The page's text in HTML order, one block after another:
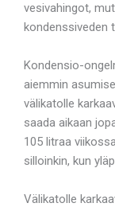
vesivahingot,
kondenssiveden
Kondensio-
aiemmin
välikatolle
saada aikaan
105 litraa
silloinkin, kun
Välikatolle